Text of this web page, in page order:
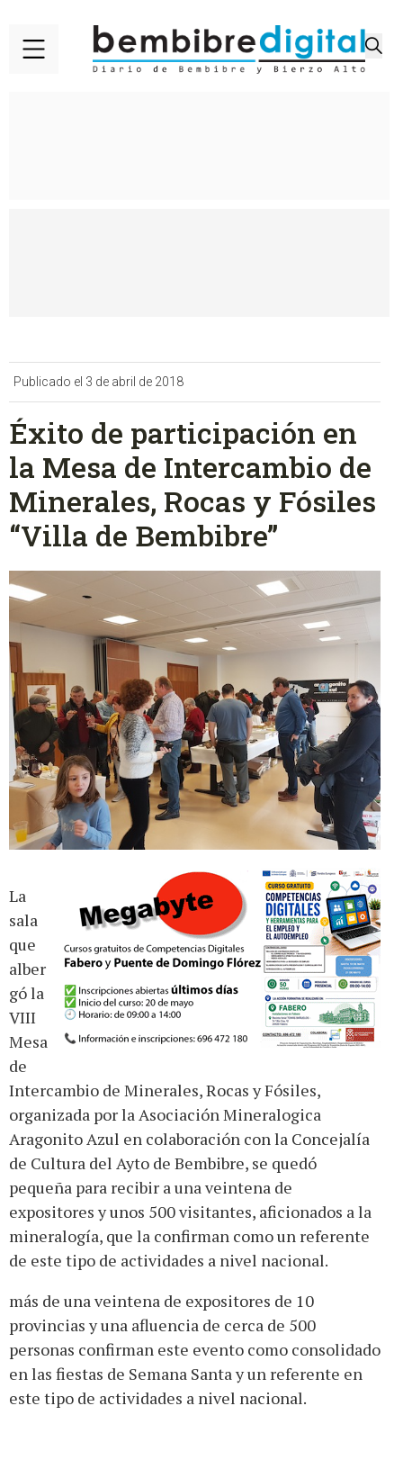
Publicado el 3 de abril de 2018
Éxito de participación en
la Mesa de Intercambio de
Minerales, Rocas y Fósiles
“Villa de Bembibre”
La
sala
que
alber
gó la
VIII
Mesa
de
Intercambio de Minerales, Rocas y Fósiles,
organizada por la Asociación Mineralogica
Aragonito Azul en colaboración con la Concejalía
de Cultura del Ayto de Bembibre, se quedó
pequeña para recibir a una veintena de
expositores y unos 500 visitantes, aficionados a la
mineralogía, que la confirman como un referente
de este tipo de actividades a nivel nacional.
más de una veintena de expositores de 10
provincias y una afluencia de cerca de 500
personas confirman este evento como consolidado
en las fiestas de Semana Santa y un referente en
este tipo de actividades a nivel nacional.